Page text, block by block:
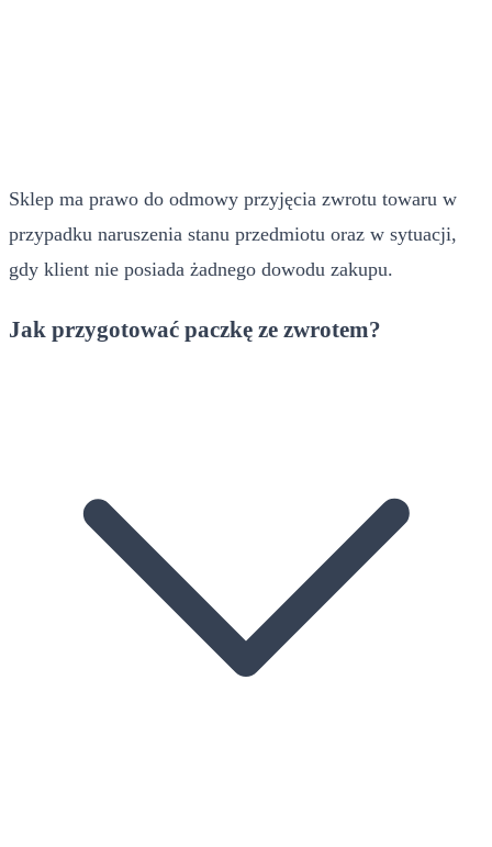
Sklep ma prawo do odmowy przyjęcia zwrotu towaru w
przypadku naruszenia stanu przedmiotu oraz w sytuacji,
gdy klient nie posiada żadnego dowodu zakupu.
Jak przygotować paczkę ze zwrotem?